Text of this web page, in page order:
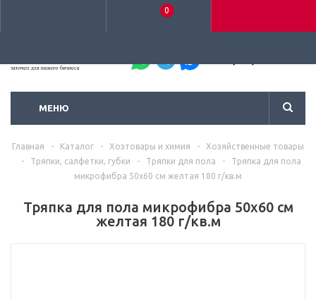
0
МЕНЮ
Главная - Каталог - Хозтовары и химия -
Хозяйственные товары
-
Тряпки, салфетки, губки - Тряпки для пола -
Тряпка для пола
микрофибра 50х60 см желтая 180 г/кв.м
Тряпка для пола микрофибра 50х60 см
желтая 180 г/кв.м